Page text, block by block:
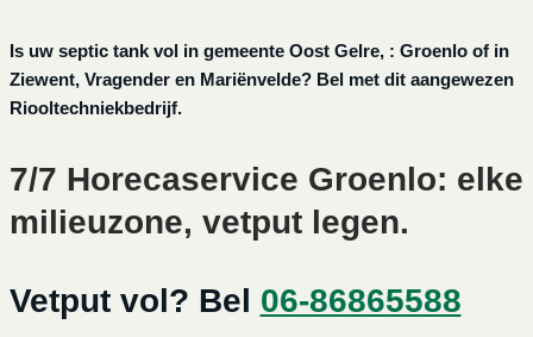
Is uw septic tank vol in gemeente Oost Gelre, : Groenlo of in
Ziewent, Vragender en Mariënvelde? Bel met dit aangewezen
Riooltechniekbedrijf.
7/7 Horecaservice Groenlo: elke
milieuzone, vetput legen.
Vetput vol? Bel 06-86865588